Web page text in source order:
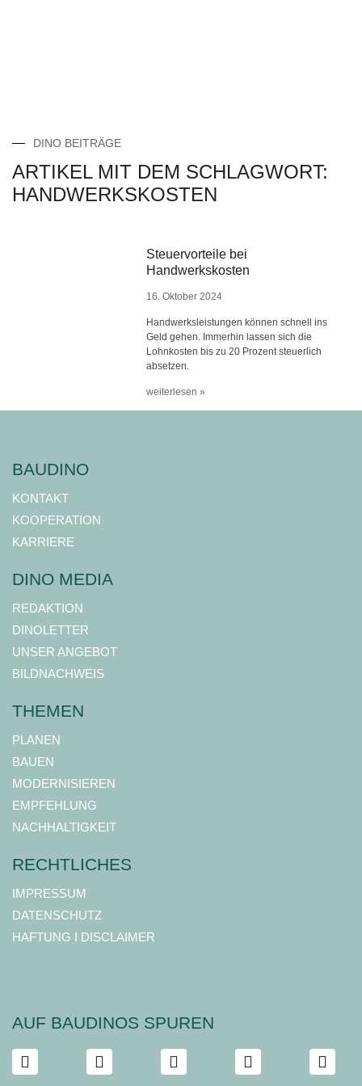
DINO BEITRÄGE
ARTIKEL MIT DEM SCHLAGWORT:
HANDWERKSKOSTEN
Steuervorteile bei
Handwerkskosten
16. Oktober 2024
Handwerksleistungen können schnell ins
Geld gehen. Immerhin lassen sich die
Lohnkosten bis zu 20 Prozent steuerlich
absetzen.
weiterlesen »
BAUDINO
KONTAKT
KOOPERATION
KARRIERE
DINO MEDIA
REDAKTION
DINOLETTER
UNSER ANGEBOT
BILDNACHWEIS
THEMEN
PLANEN
BAUEN
MODERNISIEREN
EMPFEHLUNG
NACHHALTIGKEIT
RECHTLICHES
IMPRESSUM
DATENSCHUTZ
HAFTUNG I DISCLAIMER
AUF BAUDINOS SPUREN